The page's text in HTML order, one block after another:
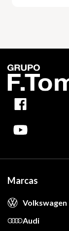
Marcas
Volkswagen
Audi